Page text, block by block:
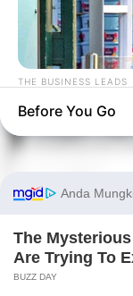
Tampil
Hasil
THE BUSINESS LEADS
She Almost Took
Before You Go